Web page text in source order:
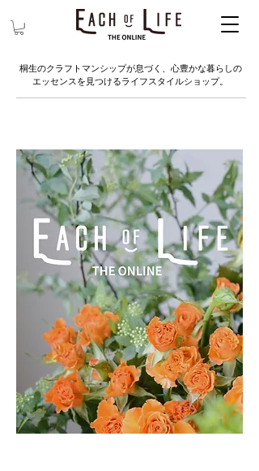
桐生のクラフトマンシップが息づく、心豊かな暮らしの
エッセンスを見つけるライフスタイルショップ。